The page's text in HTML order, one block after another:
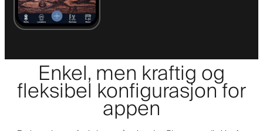
Enkel, men kraftig og
fleksibel konfigurasjon for
appen